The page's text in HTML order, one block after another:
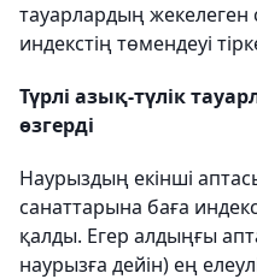
тауарлардың
индекстің төмендеуі
Түрлі азық-түлік
өзгерді
Наурыздың екінші
санаттарына баға
қалды. Егер алдыңғы
наурызға дейін) ең